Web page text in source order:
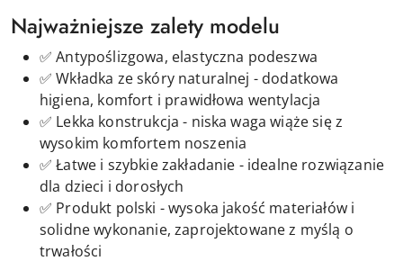
Najważniejsze zalety modelu
✅ Antypoślizgowa, elastyczna podeszwa
✅ Wkładka ze skóry naturalnej - dodatkowa
higiena, komfort i prawidłowa wentylacja
✅ Lekka konstrukcja - niska waga wiąże się z
wysokim komfortem noszenia
✅ Łatwe i szybkie zakładanie - idealne rozwiązanie
dla dzieci i dorosłych
✅ Produkt polski - wysoka jakość materiałów i
solidne wykonanie, zaprojektowane z myślą o
trwałości